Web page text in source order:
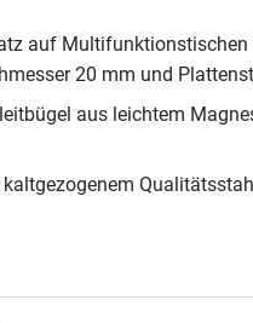
auf
20 mm und
aus leichtem